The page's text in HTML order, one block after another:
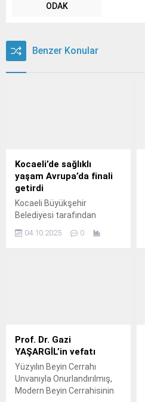
ODAK
Benzer Konular
Kocaeli’de sağlıklı
yaşam Avrupa’da finali
getirdi
Kocaeli Büyükşehir
Belediyesi tarafından
Sağlıklı Yaşam Programı”
04.10.2025 0
Prof. Dr. Gazi
YAŞARGİL’in vefatı
Yüzyılın Beyin Cerrahı
Unvanıyla Onurlandırılmış,
Modern Beyin Cerrahisinin